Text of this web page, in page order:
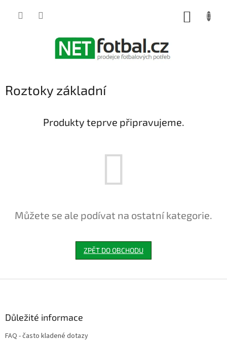
Roztoky základní
Produkty teprve připravujeme.
Můžete se ale podívat na ostatní kategorie.
ZPĚT DO OBCHODU
Důležité informace
FAQ - často kladené dotazy